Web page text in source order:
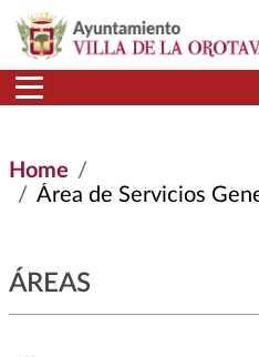
Skip to main content
Home
Área de Servicios
ÁREAS